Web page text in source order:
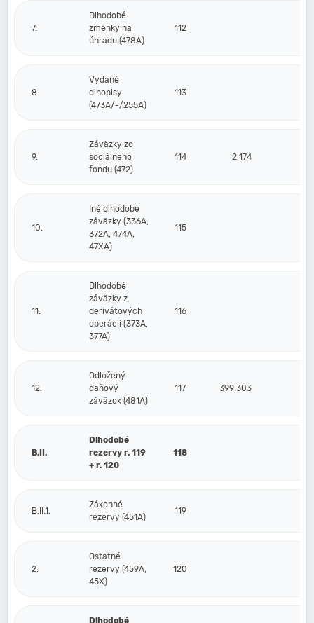
7.
Dlhodobé
zmenky na
úhradu (478A)
112
8.
Vydané
dlhopisy
(473A/-/255A)
113
9.
Záväzky zo
sociálneho
fondu (472)
114 2 174
10.
Iné dlhodobé
záväzky (336A,
372A, 474A,
47XA)
115
11.
Dlhodobé
záväzky z
derivátových
operácií (373A,
377A)
116
12.
Odložený
daňový
záväzok (481A)
117 399 303
B.II.
Dlhodobé
rezervy r. 119
+ r. 120
118
B.II.1.
Zákonné
rezervy (451A)
119
2.
Ostatné
rezervy (459A,
45X)
120
Dlhodobé